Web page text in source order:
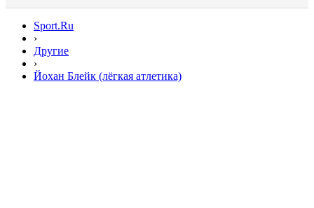
Sport.Ru
›
Другие
›
Йохан Блейк (лёгкая атлетика)